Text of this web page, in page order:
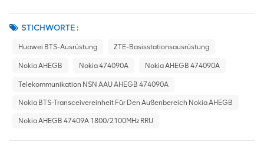
STICHWORTE :
Huawei BTS-Ausrüstung ZTE-Basisstationsausrüstung
Nokia AHEGB Nokia 474090A Nokia AHEGB 474090A
Telekommunikation NSN AAU AHEGB 474090A
Nokia BTS-Transceivereinheit Für Den Außenbereich Nokia AHEGB
Nokia AHEGB 47409A 1800/2100MHz RRU